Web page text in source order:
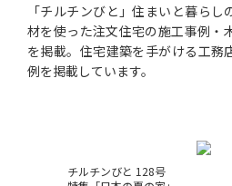
「チルチンびと」住まいと暮ら
材を使った注文住宅の施工事例・
を掲載。住宅建築を手がける工務
例を掲載しています。
チルチンびと 128号